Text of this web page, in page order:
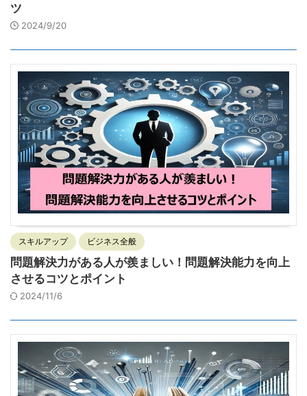
ツ
2024/9/20
スキルアップ ビジネス全般
問題解決力がある人が羨ましい！問題解決能力を向上
させるコツとポイント
2024/11/6